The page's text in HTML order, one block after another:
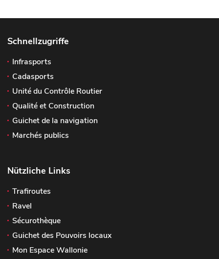
Schnellzugriffe
Infrasports
Cadasports
Unité du Contrôle Routier
Qualité et Construction
Guichet de la navigation
Marchés publics
Nützliche Links
Trafiroutes
Ravel
Sécurothèque
Guichet des Pouvoirs locaux
Mon Espace Wallonie